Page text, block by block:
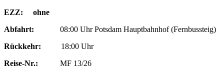
EZZ: ohne
Abfahrt: 08:00 Uhr Potsdam Hauptbahnhof (Fernbussteig)
Rückkehr: 18:00 Uhr
Reise-Nr.: MF 13/26